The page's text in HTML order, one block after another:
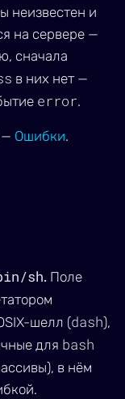
неизвестен и
на сервере —
сначала
в них нет —
error.
Ошибки.
sh. Поле
шелл (dash),
для bash
в нём